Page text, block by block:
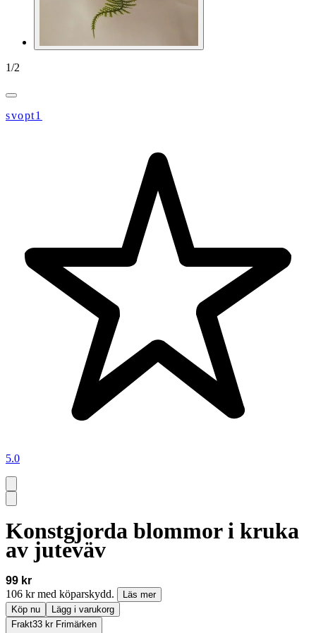
1/2
svopt1
5.0
Konstgjorda blommor i kruka
av juteväv
99 kr
106 kr med köparskydd.
Läs mer
Köp nu
Lägg i varukorg
Frakt33 kr Frimärken